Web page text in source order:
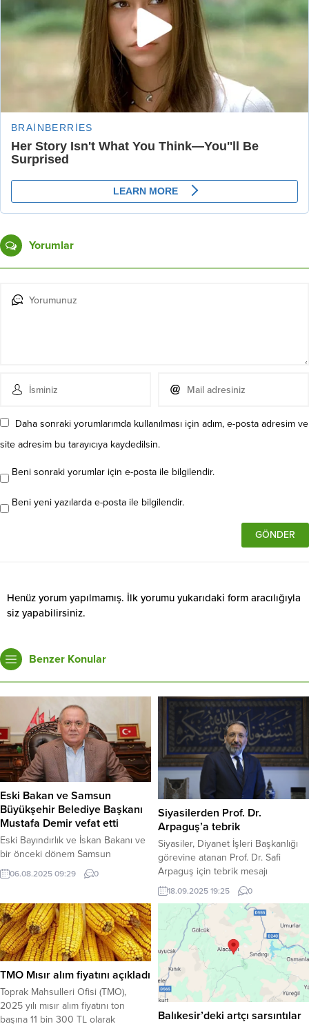
Yorumlar
Daha sonraki yorumlarımda kullanılması için adım, e-posta adresim ve
site adresim bu tarayıcıya kaydedilsin.
Beni sonraki yorumlar için e-posta ile bilgilendir.
Beni yeni yazılarda e-posta ile bilgilendir.
Henüz yorum yapılmamış. İlk yorumu yukarıdaki form aracılığıyla
siz yapabilirsiniz.
Benzer Konular
Eski Bakan ve Samsun
Büyükşehir Belediye Başkanı
Mustafa Demir vefat etti
Eski Bayındırlık ve İskan Bakanı ve
bir önceki dönem Samsun
Büyükşehir Belediye Başkanı
Mustafa Demir, tedavi gördüğü
hayatını kaybetti. Demir için bugün
Samsun’da cenaze namazı
kılınacak. Haber Merkezi – Samsun
siyasetinin önemli isimlerinden, 22,
23 ve 24. dönem AK Parti Samsun
Milletvekili, eski Bayındırlık ve
İskan...
06.08.2025 09:29 0
Siyasilerden Prof. Dr.
Arpaguş’a tebrik
Siyasiler, Diyanet İşleri Başkanlığı
görevine atanan Prof. Dr. Safi
Arpaguş için tebrik mesajı
yayımladı. Haber Merkezi – İçişleri
Bakanı Ali Yerlikaya, Diyanet İşleri
Başkanlığı görevine
Cumhurbaşkanı Recep Tayyip
Erdoğan’ın tensipleriyle atanan
Prof. Dr. Safi Arpaguş’u tebrik
ederek, yeni görevinin millet ve
İslam dünyası için hayırlara vesile
olmasını diledi. Yerlikaya, “Görev...
18.09.2025 19:25 0
TMO Mısır alım fiyatını açıkladı
Toprak Mahsulleri Ofisi (TMO),
2025 yılı mısır alım fiyatını ton
başına 11 bin 300 TL olarak
Balıkesir’deki artçı sarsıntılar